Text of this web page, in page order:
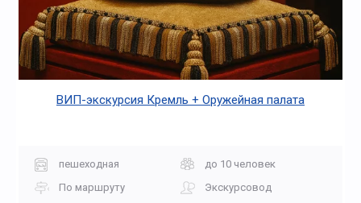
ВИП-экскурсия Кремль + Оружейная палата
пешеходная
до 10 человек
По маршруту
Экскурсовод